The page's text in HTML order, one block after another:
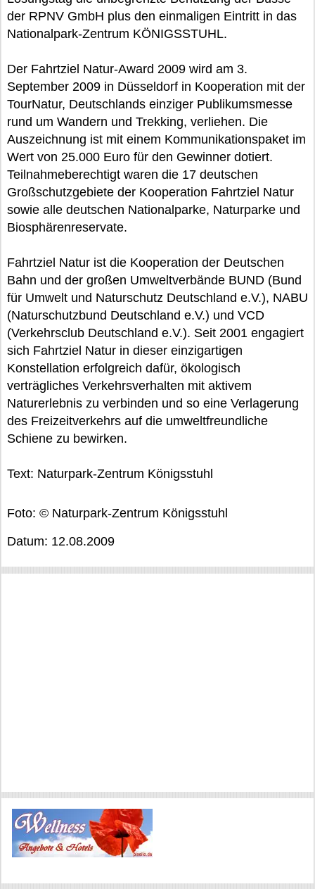
der RPNV GmbH plus den einmaligen Eintritt in das
Nationalpark-Zentrum KÖNIGSSTUHL.
Der Fahrtziel Natur-Award 2009 wird am 3.
September 2009 in Düsseldorf in Kooperation mit der
TourNatur, Deutschlands einziger Publikumsmesse
rund um Wandern und Trekking, verliehen. Die
Auszeichnung ist mit einem Kommunikationspaket im
Wert von 25.000 Euro für den Gewinner dotiert.
Teilnahmeberechtigt waren die 17 deutschen
Großschutzgebiete der Kooperation Fahrtziel Natur
sowie alle deutschen Nationalparke, Naturparke und
Biosphärenreservate.
Fahrtziel Natur ist die Kooperation der Deutschen
Bahn und der großen Umweltverbände BUND (Bund
für Umwelt und Naturschutz Deutschland e.V.), NABU
(Naturschutzbund Deutschland e.V.) und VCD
(Verkehrsclub Deutschland e.V.). Seit 2001 engagiert
sich Fahrtziel Natur in dieser einzigartigen
Konstellation erfolgreich dafür, ökologisch
verträgliches Verkehrsverhalten mit aktivem
Naturerlebnis zu verbinden und so eine Verlagerung
des Freizeitverkehrs auf die umweltfreundliche
Schiene zu bewirken.
Text: Naturpark-Zentrum Königsstuhl
Foto: © Naturpark-Zentrum Königsstuhl
Datum: 12.08.2009